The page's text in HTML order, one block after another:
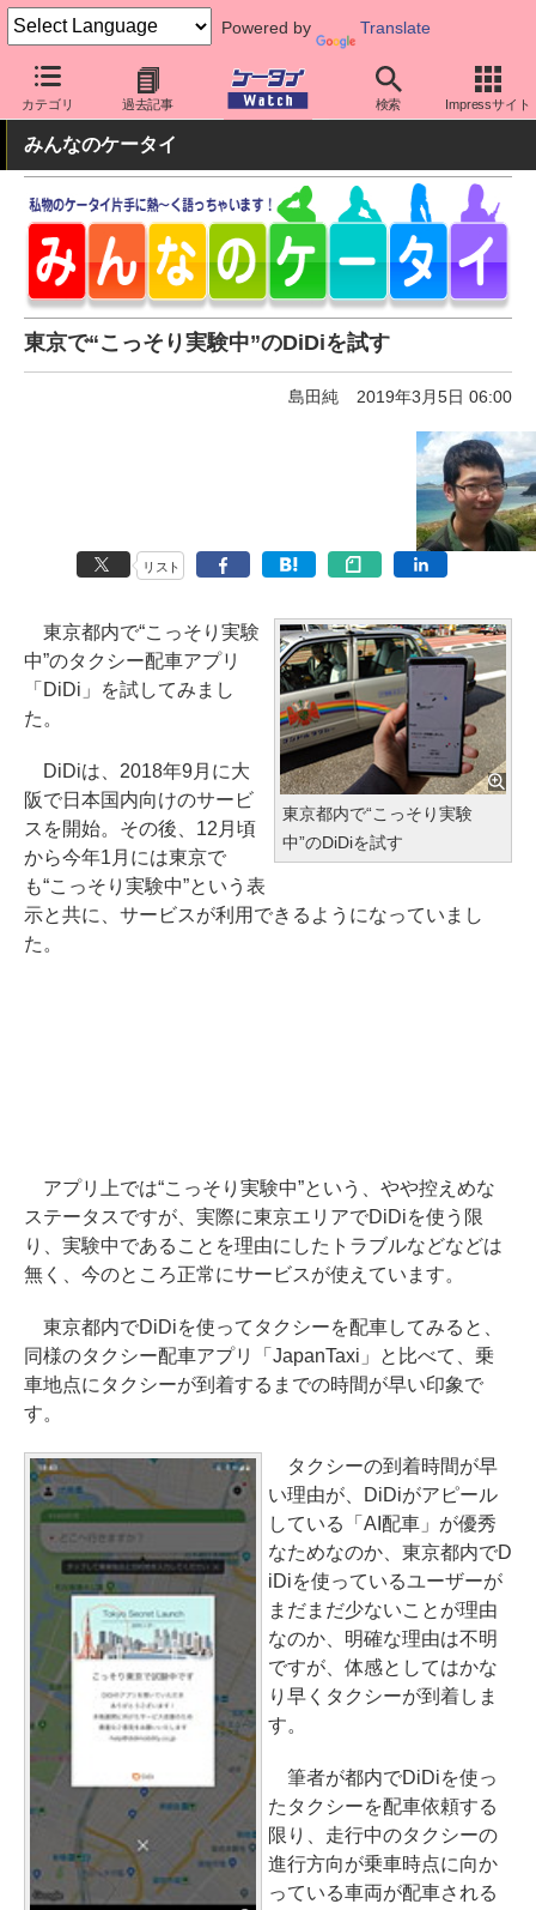
Powered by Translate
カテゴリ 過去記事 検索 Impressサイト
ケータイ Watch 最新技術/その他 車
みんなのケータイ
東京で“こっそり実験中”のDiDiを試す
島田純 2019年3月5日 06:00
リスト
東京都内で“こっそり実験
中”のDiDiを試す
東京都内で“こっそり実験
中”のタクシー配車アプリ
「DiDi」を試してみまし
た。
DiDiは、2018年9月に大
阪で日本国内向けのサービ
スを開始。その後、12月頃
から今年1月には東京で
も“こっそり実験中”という表
示と共に、サービスが利用できるようになっていまし
た。
アプリ上では“こっそり実験中”という、やや控えめな
ステータスですが、実際に東京エリアでDiDiを使う限
り、実験中であることを理由にしたトラブルなどなどは
無く、今のところ正常にサービスが使えています。
東京都内でDiDiを使ってタクシーを配車してみると、
同様のタクシー配車アプリ「JapanTaxi」と比べて、乗
車地点にタクシーが到着するまでの時間が早い印象で
す。
タクシーの到着時間が早
い理由が、DiDiがアピール
している「AI配車」が優秀
なためなのか、東京都内でD
iDiを使っているユーザーが
まだまだ少ないことが理由
なのか、明確な理由は不明
ですが、体感としてはかな
り早くタクシーが到着しま
す。
筆者が都内でDiDiを使っ
たタクシーを配車依頼する
限り、走行中のタクシーの
進行方向が乗車時点に向か
っている車両が配車される